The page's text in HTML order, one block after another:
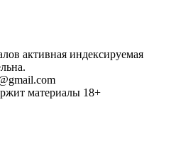
активная индексируемая
материалы 18+